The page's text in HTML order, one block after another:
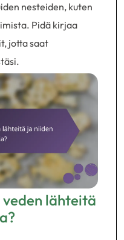
nesteiden, kuten
Pidä kirjaa
jotta saat
lähteitä